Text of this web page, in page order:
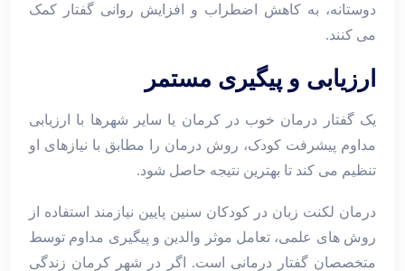
دوستانه، به کاهش اضطراب و افزایش روانی گفتار کمک
می‌ کنند.
ارزیابی و پیگیری مستمر
یک گفتار درمان خوب در کرمان یا سایر شهرها با ارزیابی
مداوم پیشرفت کودک، روش درمان را مطابق با نیازهای او
تنظیم می ‌کند تا بهترین نتیجه حاصل شود.
درمان لکنت زبان در کودکان سنین پایین نیازمند استفاده از
روش ‌های علمی، تعامل موثر والدین و پیگیری مداوم توسط
متخصصان گفتار درمانی است. اگر در شهر کرمان زندگی